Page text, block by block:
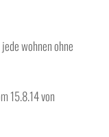
wohnen ohne
15.8.14 von